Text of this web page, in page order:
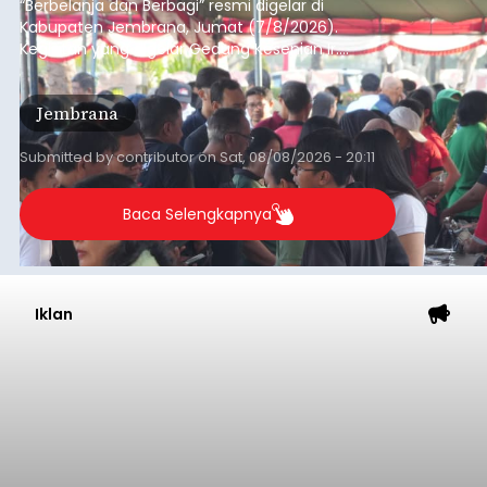
“Berbelanja dan Berbagi” resmi digelar di
Kabupaten Jembrana, Jumat (7/8/2026).
Kegiatan yang digelar Gedung Kesenian Ir.
Soekarno ini memadukan pemberdayaan
ekonomi masyarakat dengan aksi sosial tersebut
mendapat antusiasme tinggi dan mencatat nilai
transaksi mencapai Rp672.733.200.
Jembrana
Submitted bycontributoronSat, 08/08/2026 - 20:11
Baca Selengkapnya
Iklan